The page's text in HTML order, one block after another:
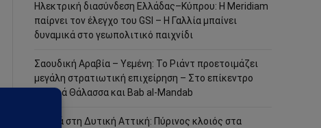
Ηλεκτρική διασύνδεση Ελλάδας–Κύπρου: Η Meridiam
παίρνει τον έλεγχο του GSI – Η Γαλλία μπαίνει
δυναμικά στο γεωπολιτικό παιχνίδι
Σαουδική Αραβία – Υεμένη: Το Ριάντ προετοιμάζει
μεγάλη στρατιωτική επιχείρηση – Στο επίκεντρο
Ερυθρά Θάλασσα και Bab al-Mandab
Φωτιά στη Δυτική Αττική: Πύρινος κλοιός στα